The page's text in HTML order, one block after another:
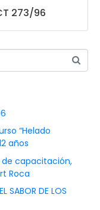
273/96
“Helado
años
de capacitación,
Roca
SABOR DE LOS